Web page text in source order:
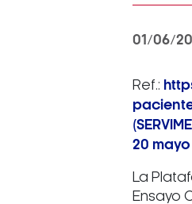
01/06/
Ref.:
20
La
Ensayo